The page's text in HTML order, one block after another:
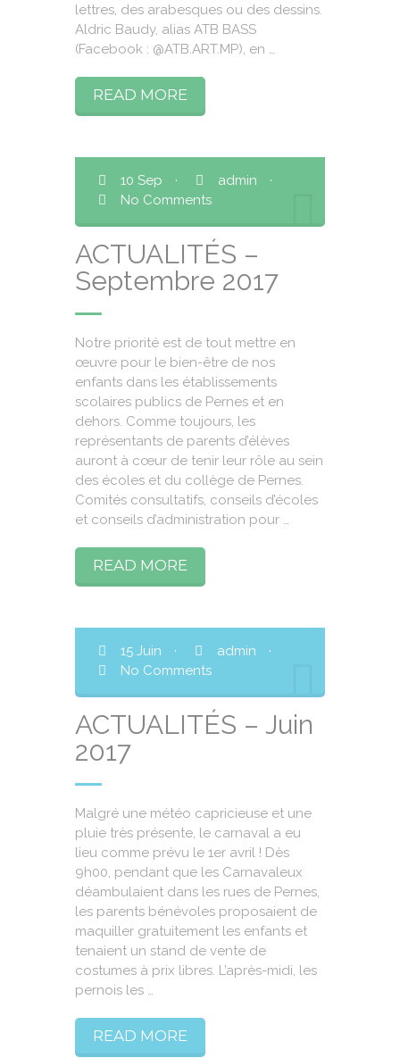
lettres, des arabesques ou des dessins.
Aldric Baudy, alias ATB BASS
(Facebook : @ATB.ART.MP), en …
READ MORE
10 Sep · admin
·
No Comments
ACTUALITÉS –
Septembre 2017
Notre priorité est de tout mettre en
œuvre pour le bien-être de nos
enfants dans les établissements
scolaires publics de Pernes et en
dehors. Comme toujours, les
représentants de parents d’élèves
auront à cœur de tenir leur rôle au sein
des écoles et du collège de Pernes.
Comités consultatifs, conseils d’écoles
et conseils d’administration pour …
READ MORE
15 Juin · admin
·
No Comments
ACTUALITÉS – Juin
2017
Malgré une météo capricieuse et une
pluie très présente, le carnaval a eu
lieu comme prévu le 1er avril ! Dès
9h00, pendant que les Carnavaleux
déambulaient dans les rues de Pernes,
les parents bénévoles proposaient de
maquiller gratuitement les enfants et
tenaient un stand de vente de
costumes à prix libres. L’après-midi, les
pernois les …
READ MORE